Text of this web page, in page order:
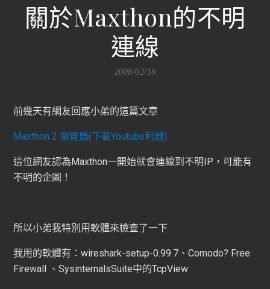
關於Maxthon的不明
連線
2008/02/18
前幾天有網友回應小弟的這篇文章
Maxthon 2 瀏覽器(下載Youtube利器)
這位網友認為Maxthon一開始就會連線到不明IP，可能有
不明的企圖！
所以小弟我特別用軟體來檢查了一下
我用的軟體有：wireshark-setup-0.99.7、Comodo? Free
Firewall 、SysinternalsSuite中的TcpView